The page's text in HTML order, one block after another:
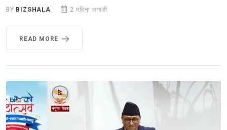
BY BIZSHALA 2 महिना अगाडी
READ MORE